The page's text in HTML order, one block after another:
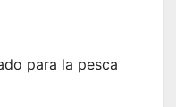
para la pesca